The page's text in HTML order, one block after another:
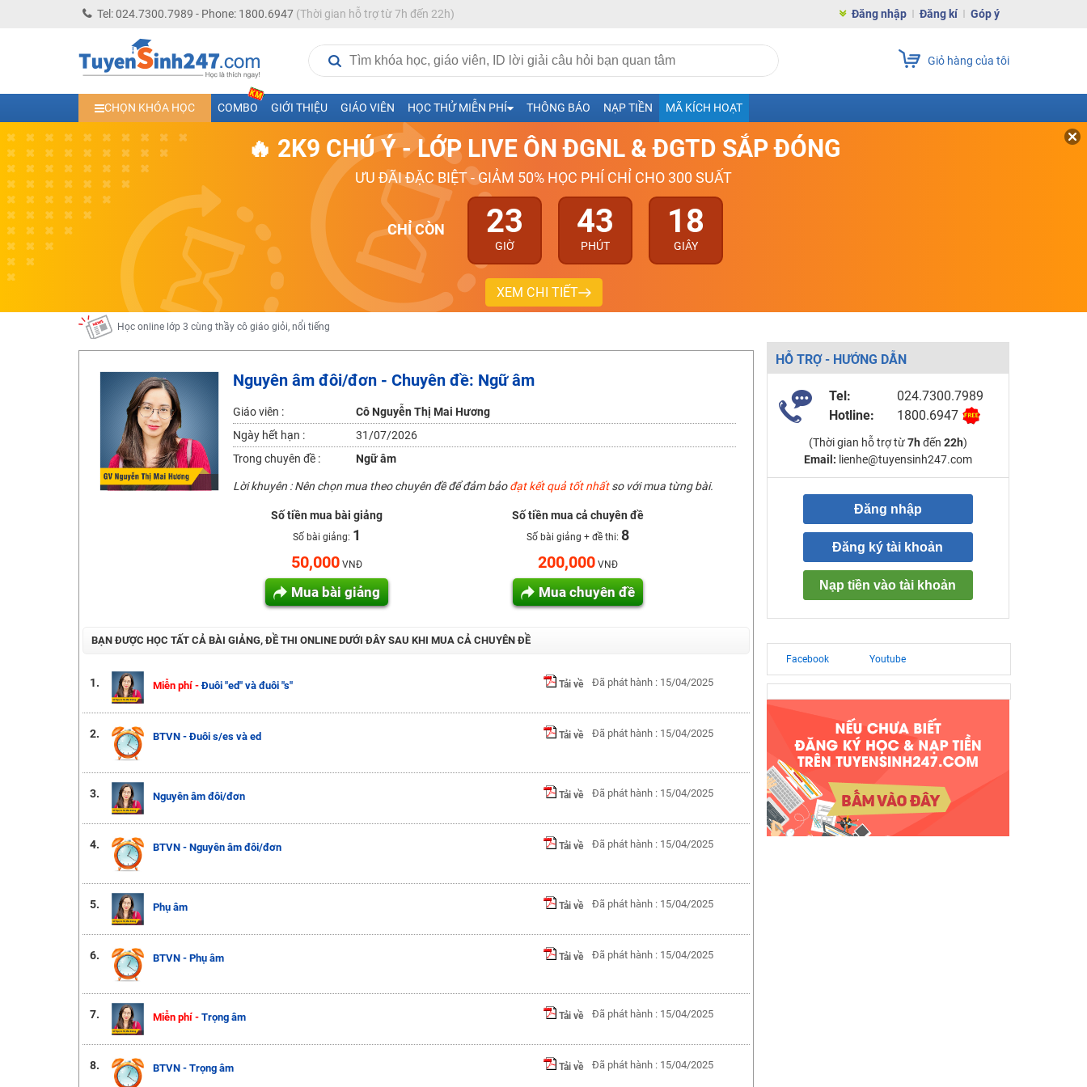
Tel: 024.7300.7989 - Phone: 1800.6947(Thời gian hỗ trợ từ 7h đến 22h) Đăng nhập Đăng kí Góp ý
Giỏ hàng của tôi
CHỌN KHÓA HỌC COMBO GIỚI THIỆU GIÁO VIÊN HỌC THỬ MIỄN PHÍ THÔNG BÁO NẠP TIỀN MÃ KÍCH HOẠT
🔥 2K9 CHÚ Ý - LỚP LIVE ÔN ĐGNL & ĐGTD SẮP ĐÓNG
ƯU ĐÃI ĐẶC BIỆT - GIẢM 50% HỌC PHÍ CHỈ CHO 300 SUẤT
CHỈ CÒN 23
GIỜ
43
PHÚT
17
GIÂY
XEM CHI TIẾT
Học trực tuyến lớp 10 các môn Toán - Lý - Hóa - Văn - Anh- Sinh-Sử-Địa cùng Thầy Cô giỏi, nổi tiếng
Học online trực tuyến cấp Tiểu học và THCS năm học 2026-2027
Học online lớp 5 cùng thầy cô giáo giỏi, nổi tiếng
Học online lớp 7 cùng thầy cô giáo giỏi
Học online lớp 6 cùng thầy cô giỏi, nổi tiếng
Học online lớp 8 cùng thầy cô giáo giỏi
2K13! Bứt Phá Lớp 5 Năm Học 2023 - 2024
Học online lớp 4 cùng thầy cô giáo giỏi, nổi tiếng
Học online lớp 3 cùng thầy cô giáo giỏi, nổi tiếng
Học online lớp 2 với thầy cô giáo giỏi, nổi tiếng
2K6! Lộ Trình Sun 2024 - Ba bước luyện thi TN THPT - ĐH ít nhất 25 điểm
Hot! Lễ hội đồng giá 449K - 499K toàn bộ khoá học tại Tuyensinh247 (Từ 16-18/07/2025)
Khuyến Mãi Khoá Học 1K Chỉ Từ 11-13/09/2024
Đồng giá khóa học 499K - 399K (13/11-15/11)
Khai giảng các khóa lớp 9 Toán - Lý - Hóa - Văn - Anh năm 2018
Luyện thi vào lớp 10 môn Toán, Văn, Hóa, Anh, Lý với giáo viên giỏi và nổi tiếng
Nguyên âm đôi/đơn - Chuyên đề: Ngữ âm
Giáo viên :
Cô Nguyễn Thị Mai Hương
Ngày hết hạn :
31/07/2026
Trong chuyên đề :
Ngữ âm
Lời khuyên : Nên chọn mua theo chuyên đề để đảm bảođạt kết quả tốt nhấtso với mua từng bài.
Số tiền mua bài giảng
Số bài giảng: 1
50,000VNĐ
Mua bài giảng
Số tiền mua cả chuyên đề
Số bài giảng + đề thi: 8
200,000 VNĐ
Mua chuyên đề
BẠN ĐƯỢC HỌC TẤT CẢ BÀI GIẢNG, ĐỀ THI ONLINE DƯỚI ĐÂY SAU KHI MUA CẢ CHUYÊN ĐỀ
1. Miễn phí -Đuôi "ed" và đuôi "s" Tải về Đã phát hành : 15/04/2025
2. BTVN - Đuôi s/es và ed Tải về Đã phát hành : 15/04/2025
3. Nguyên âm đôi/đơn Tải về Đã phát hành : 15/04/2025
4. BTVN - Nguyên âm đôi/đơn Tải về Đã phát hành : 15/04/2025
5. Phụ âm Tải về Đã phát hành : 15/04/2025
6. BTVN - Phụ âm Tải về Đã phát hành : 15/04/2025
7. Miễn phí - Trọng âm Tải về Đã phát hành : 15/04/2025
8. BTVN - Trọng âm Tải về Đã phát hành : 15/04/2025
HỖ TRỢ - HƯỚNG DẪN
Tel:
024.7300.7989
Hotline:
1800.6947
(Thời gian hỗ trợ từ7h đến 22h)
Email: lienhe@tuyensinh247.com
Đăng nhập
Đăng ký tài khoản
Nạp tiền vào tài khoản
Facebook Youtube